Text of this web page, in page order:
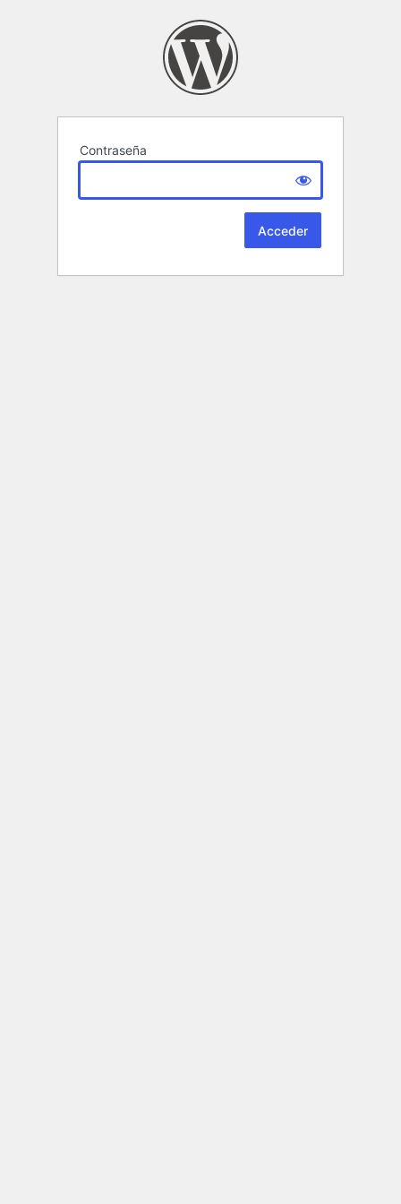
Contraseña